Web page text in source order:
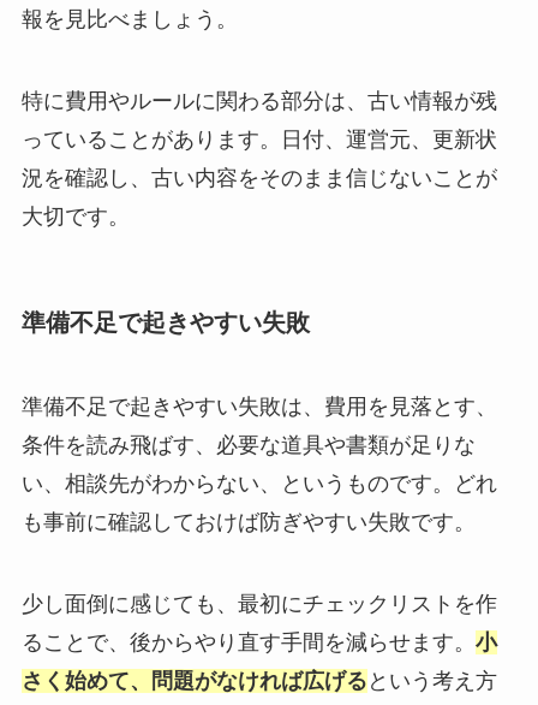
報を見比べましょう。
特に費用やルールに関わる部分は、古い情報が残
っていることがあります。日付、運営元、更新状
況を確認し、古い内容をそのまま信じないことが
大切です。
準備不足で起きやすい失敗
準備不足で起きやすい失敗は、費用を見落とす、
条件を読み飛ばす、必要な道具や書類が足りな
い、相談先がわからない、というものです。どれ
も事前に確認しておけば防ぎやすい失敗です。
少し面倒に感じても、最初にチェックリストを作
ることで、後からやり直す手間を減らせます。 小
さく始めて、問題がなければ広げる という考え方